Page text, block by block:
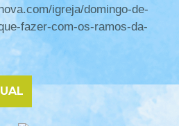
igreja/domingo-de-
fazer-com-os-ramos-da-